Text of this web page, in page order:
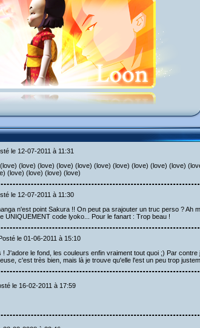
le 12-07-2011 à 11:31
(love) (love) (love) (love) (love) (love) (love) (love) (love)
(love) (love) (love) (love)
le 12-07-2011 à 11:30
n'est point Sakura !! On peut pa srajouter un truc perso ? Ah
UNIQUEMENT code lyoko... Pour le fanart : Trop beau !
le 01-06-2011 à 15:10
J'adore le fond, les couleurs enfin vraiment tout quoi ;) Par contre
c'est très bien, mais là je trouve qu'elle l'est un peu trop
le 16-02-2011 à 17:59